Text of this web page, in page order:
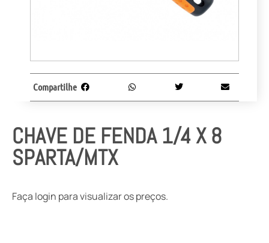
CHAVE DE FENDA 1/4 X 8
SPARTA/MTX
Faça login para visualizar os preços.
Compartilhe